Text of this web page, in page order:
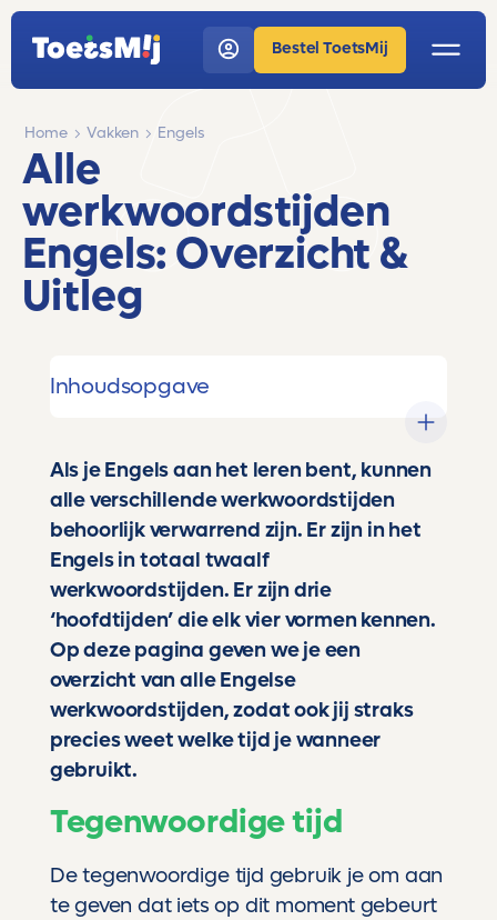
Bestel ToetsMij
Home Vakken Engels
Alle
werkwoordstijden
Engels: Overzicht &
Uitleg
Inhoudsopgave
Als je Engels aan het leren bent, kunnen
alle verschillende werkwoordstijden
behoorlijk verwarrend zijn. Er zijn in het
Engels in totaal twaalf
werkwoordstijden. Er zijn drie
‘hoofdtijden’ die elk vier vormen kennen.
Op deze pagina geven we je een
overzicht van alle Engelse
werkwoordstijden, zodat ook jij straks
precies weet welke tijd je wanneer
gebruikt.
Tegenwoordige tijd
De tegenwoordige tijd gebruik je om aan
te geven dat iets op dit moment gebeurt